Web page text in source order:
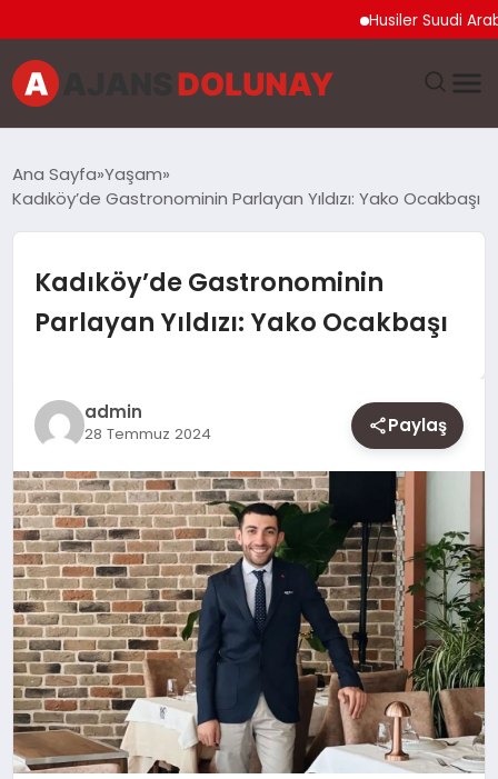
Husiler Suudi Arabistan
EĞITIM
EKONOMI
GENEL
MAGAZIN
SAĞLIK
SIYASET
SPOR
YAŞAM
Ana Sayfa Yaşam
Kadıköy’de Gastronominin Parlayan Yıldızı: Yako Ocakbaşı
Kadıköy’de Gastronominin
Parlayan Yıldızı: Yako Ocakbaşı
admin
28 Temmuz 2024 Paylaş